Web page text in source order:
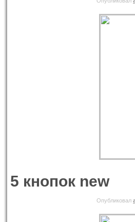
5 кнопок new
Опубликовал